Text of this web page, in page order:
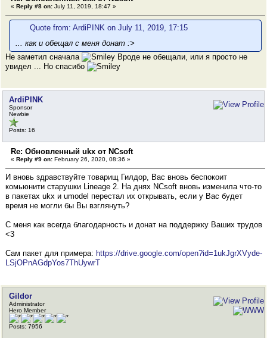
« Reply #8 on: July 11, 2019, 18:47 »
Quote from: ArdiPINK on July 11, 2019, 17:15
... как и обещал с меня донат :>
Не заметил сначала
Вроде не обещали, или я просто не
увидел ... Но спасибо
ArdiPINK
Sponsor
Newbie
Posts: 16
Re: Обновленный ukx от NCsoft
« Reply #9 on: February 26, 2020, 08:36 »
И вновь здравствуйте товарищ Гилдор, Вас вновь беспокоит
комьюнити старушки Lineage 2. На днях NCsoft вновь изменила что-то
в пакетах ukx и umodel перестал их открывать, если у Вас будет
время не могли бы Вы взглянуть?
С меня как всегда благодарность и донат на поддержку Ваших трудов
<3
Сам пакет для примера: https://drive.google.com/open?id=1ukJgrXVyde-
LSjOPnAGdpYos7ThUywrT
Gildor
Administrator
Hero Member
Posts: 7956